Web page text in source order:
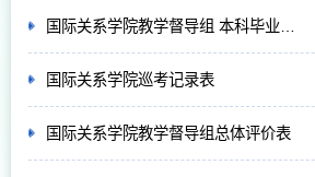
国际关系学院巡考记录表
国际关系学院教学督导组总体评价表